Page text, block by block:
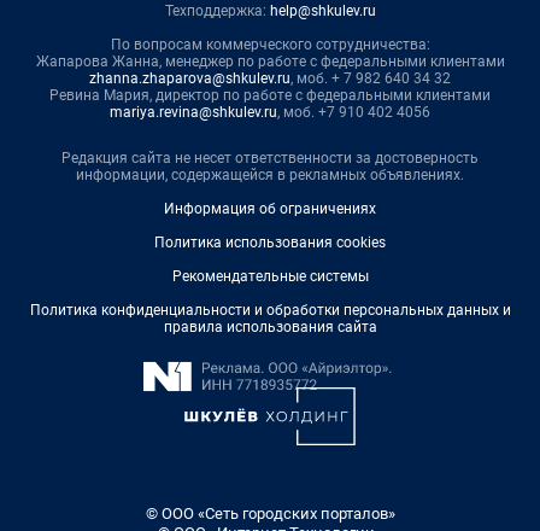
Техподдержка: help@shkulev.ru
По вопросам коммерческого сотрудничества:
Жапарова Жанна, менеджер по работе с федеральными клиентами
zhanna.zhaparova@shkulev.ru, моб. + 7 982 640 34 32
Ревина Мария, директор по работе с федеральными клиентами
mariya.revina@shkulev.ru, моб. +7 910 402 4056
Редакция сайта не несет ответственности за достоверность
информации, содержащейся в рекламных объявлениях.
Информация об ограничениях
Политика использования cookies
Рекомендательные системы
Политика конфиденциальности и обработки персональных данных и
правила использования сайта
© ООО «Сеть городских порталов»